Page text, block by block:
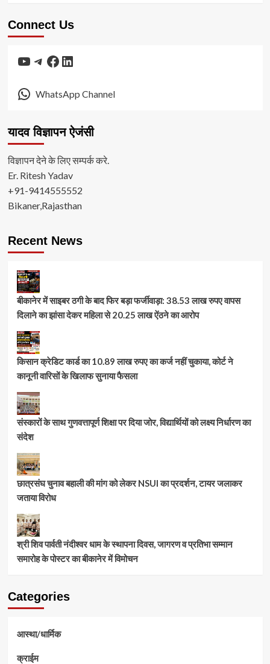
Connect Us
YouTube
Telegram
Facebook
LinkedIn
WhatsApp Channel
यादव विज्ञापन ऐजंसी
विज्ञापन देने के लिए सम्पर्क करे.
Er. Ritesh Yadav
+91-9414555552
Bikaner,Rajasthan
Recent News
बीकानेर में साइबर ठगी के बाद फिर बड़ा फर्जीवाड़ा: 38.53 लाख रुपए वापस
दिलाने का झांसा देकर महिला से 20.25 लाख ऐंठने का आरोप
किसान क्रेडिट कार्ड का 10.89 लाख रुपए का कर्ज नहीं चुकाया, कोर्ट ने
कानूनी वारिसों के खिलाफ सुनाया फैसला
संस्कारों के साथ गुणवत्तापूर्ण शिक्षा पर दिया जोर, विद्यार्थियों को लक्ष्य निर्धारण का
संदेश
छात्रसंघ चुनाव बहाली की मांग को लेकर NSUI का प्रदर्शन, टायर जलाकर
जताया विरोध
श्री शिव पार्वती नंदीश्वर धाम के स्थापना दिवस, जागरण व प्रतिभा सम्मान
समारोह के पोस्टर का बीकानेर में विमोचन
Categories
आस्था/धार्मिक
क्राईम